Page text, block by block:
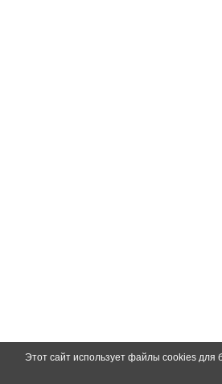
Этот сайт использует файлы cookies